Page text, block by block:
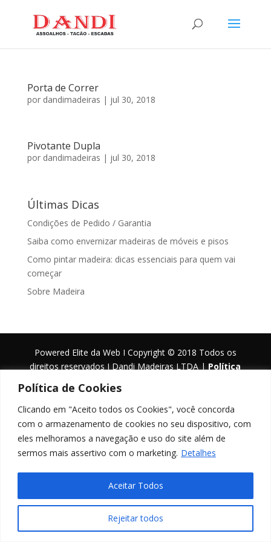
Política de Cookies
Clicando em "Aceito todos os Cookies", você concorda
com o armazenamento de cookies no seu dispositivo, com
eles melhoramos a navegação e uso do site além de
sermos mais assertivo com o marketing. Detalhes
Rejeitar todos
Aceitar Todos
Porta de Correr
por dandimadeiras | jul 30, 2018
Pivotante Dupla
por dandimadeiras | jul 30, 2018
Últimas Dicas
Condições de Pedido / Garantia
Saiba como envernizar madeiras de móveis e pisos
Como pintar madeira: dicas essenciais para quem vai
começar
Sobre Madeira
Powered Elite da Web I Copyright © 2018 Todos os
direitos reservados I Dandi Madeiras LTDA |Política